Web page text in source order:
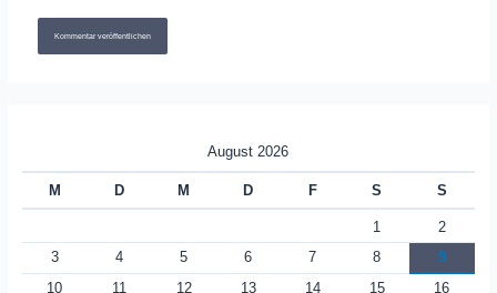
August 2026
M D M D F S S
1
2
3
4 5 6 7 8
9
10
11 12 13 14 15 16